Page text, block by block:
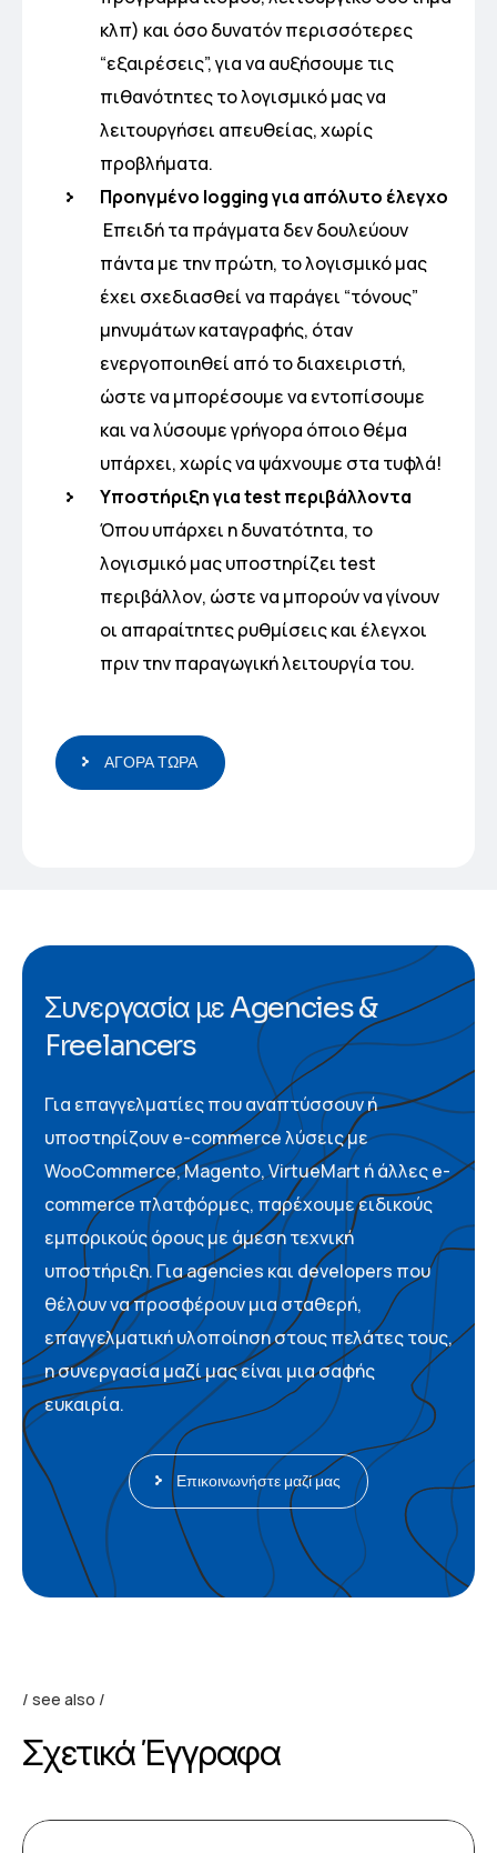
κλπ) και όσο δυνατόν περισσότερες
“εξαιρέσεις”, για να αυξήσουμε τις
πιθανότητες το λογισμικό μας να
λειτουργήσει απευθείας, χωρίς
προβλήματα.
Προηγμένο logging για απόλυτο έλεγχο
Επειδή τα πράγματα δεν δουλεύουν
πάντα με την πρώτη, το λογισμικό μας
έχει σχεδιασθεί να παράγει “τόνους”
μηνυμάτων καταγραφής, όταν
ενεργοποιηθεί από το διαχειριστή,
ώστε να μπορέσουμε να εντοπίσουμε
και να λύσουμε γρήγορα όποιο θέμα
υπάρχει, χωρίς να ψάχνουμε στα τυφλά!
Υποστήριξη για test περιβάλλοντα
Όπου υπάρχει η δυνατότητα, το
λογισμικό μας υποστηρίζει test
περιβάλλον, ώστε να μπορούν να γίνουν
οι απαραίτητες ρυθμίσεις και έλεγχοι
πριν την παραγωγική λειτουργία του.
ΑΓΟΡΑ ΤΩΡΑ
Συνεργασία μεAgencies&
Freelancers
Για επαγγελματίες που αναπτύσσουν ή
υποστηρίζουν e-commerce λύσεις με
WooCommerce, Magento, VirtueMart ή άλλες e-
commerce πλατφόρμες, παρέχουμε ειδικούς
εμπορικούς όρους με άμεση τεχνική
υποστήριξη. Για agencies και developers που
θέλουν να προσφέρουν μια σταθερή,
επαγγελματική υλοποίηση στους πελάτες τους,
η συνεργασία μαζί μας είναι μια σαφής
ευκαιρία.
Επικοινωνήστε μαζί μας
see also
Σχετικά Έγγραφα